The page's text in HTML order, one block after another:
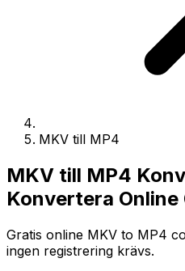
MKV till MP4
MKV till MP4
Konvertera Online
Gratis online MKV to MP4
ingen registrering krävs.